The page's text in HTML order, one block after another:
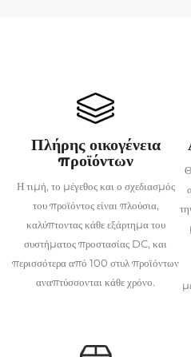
Πλήρης οικογένεια
προϊόντων
Η τιμή, το μέγεθος και ο σχεδιασμός
του προϊόντος είναι πλούσια,
καλύπτοντας κάθε εξάρτημα του
συστήματος προστασίας DC, και
περισσότερα από 100 στυλ προϊόντων
αναπτύσσονται κάθε χρόνο.